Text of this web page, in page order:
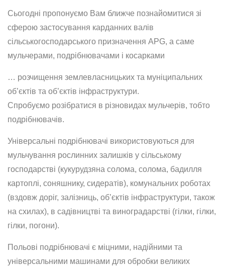
Сьогодні пропонуємо Вам ближче познайомитися зі
сферою застосування карданних валів
сільськогосподарського призначення APG, а саме
мульчерами, подрібнювачами і косарками
… розчищення землевласницьких та муніципальних
об’єктів та об’єктів інфраструктури.
Спробуємо розібратися в різновидах мульчерів, тобто
подрібнювачів.
Універсальні подрібнювачі використовуються для
мульчування рослинних залишків у сільському
господарстві (кукурудзяна солома, солома, бадилля
картоплі, соняшнику, сидератів), комунальних роботах
(вздовж доріг, залізниць, об’єктів інфраструктури, також
на схилах), в садівництві та виноградарстві (гілки, гілки,
гілки, погони).
Польові подрібнювачі є міцними, надійними та
універсальними машинами для обробки великих